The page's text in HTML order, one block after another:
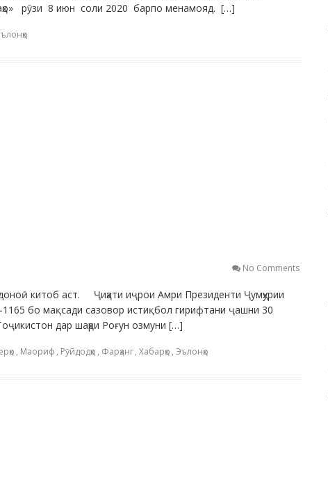
рӯзи 8 июн соли 2020 барпо менамояд. […]
No Comments
доноӣ китоб аст. Ҷиҳати иҷрои Амри Президенти Ҷумҳурии
бо мақсади сазовор истиқбол гирифтани ҷашни 30
дар шаҳри Роғун озмуни […]
, Маориф , Рӯйдодҳо , Фарҳанг, Хабарҳо , Эълонҳо